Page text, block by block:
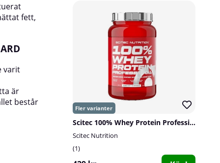
Scitec 100% Whey Protein Professional, 920 g
Scitec Nutrition
1
fett,
varit
är
består
Huvuddelen av 100% Whey består av
innebär en exklusivare råvara som ger dig
produkten. Isolatet löser sig snabbt så du
och halten protein blir hög. Eftersom det är
produkt slipper du dessutom höga halter av
och laktos. 100% Whey Gold Standard är helt
för att ge dig den bästa möjliga produkten
protein i färdigt pulver.